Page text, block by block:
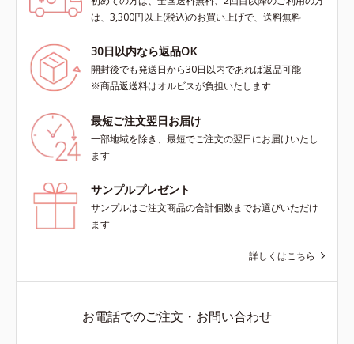
は、3,300円以上(税込)のお買い上げで、送料無料
30日以内なら返品OK
開封後でも発送日から30日以内であれば返品可能
※商品返送料はオルビスが負担いたします
最短ご注文翌日お届け
一部地域を除き、最短でご注文の翌日にお届けいたし
ます
サンプルプレゼント
サンプルはご注文商品の合計個数までお選びいただけ
ます
詳しくはこちら
お電話でのご注文・お問い合わせ